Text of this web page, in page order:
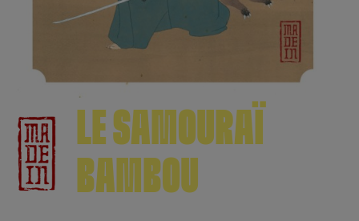
LE SAMOURAÏ
BAMBOU
S’inscrire
Hunter x Hunter
Black Butler